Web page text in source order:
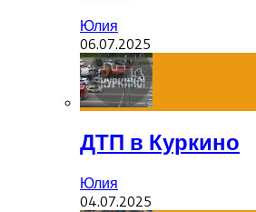
Юлия
06.07.2025
ДТП в Куркино
Юлия
04.07.2025